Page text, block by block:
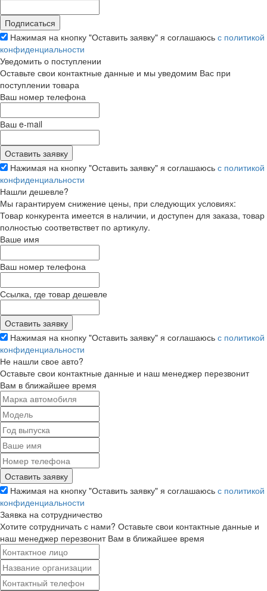
Нажимая на кнопку "Оставить заявку" я соглашаюсь с политикой
конфиденциальности
Уведомить о поступлении
Оставьте свои контактные данные и мы уведомим Вас при
поступлении товара
Ваш номер телефона
Ваш e-mail
Нажимая на кнопку "Оставить заявку" я соглашаюсь с политикой
конфиденциальности
Нашли дешевле?
Мы гарантируем снижение цены, при следующих условиях:
Товар конкурента имеется в наличии, и доступен для заказа, товар
полностью соответвствет по артикулу.
Ваше имя
Ваш номер телефона
Ссылка, где товар дешевле
Нажимая на кнопку "Оставить заявку" я соглашаюсь с политикой
конфиденциальности
Не нашли свое авто?
Оставьте свои контактные данные и наш менеджер перезвонит
Вам в ближайшее время
Нажимая на кнопку "Оставить заявку" я соглашаюсь с политикой
конфиденциальности
Заявка на сотрудничество
Хотите сотрудничать с нами? Оставьте свои контактные данные и
наш менеджер перезвонит Вам в ближайшее время